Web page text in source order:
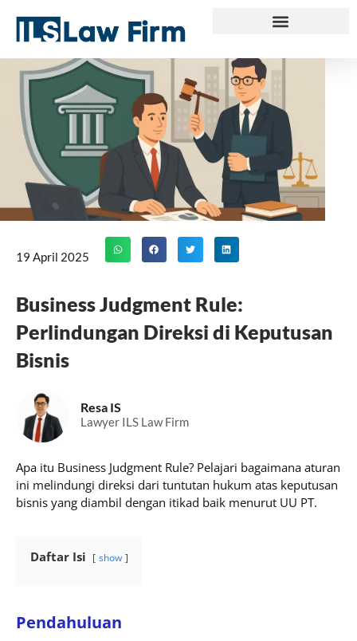
content
19 April 2025
Business Judgment Rule:
Perlindungan Direksi di Keputusan
Bisnis
Resa IS
Lawyer ILS Law Firm
Apa itu Business Judgment Rule? Pelajari bagaimana aturan
ini melindungi direksi dari tuntutan hukum atas keputusan
bisnis yang diambil dengan itikad baik menurut UU PT.
Daftar Isi show
Pendahuluan